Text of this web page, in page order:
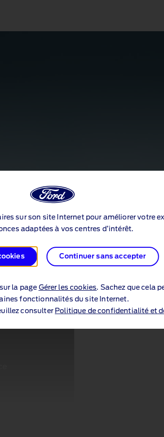
sur son site Internet pour améliorer votre
adaptées à vos centres d’intérêt.
Continuer sans accepter
la page Gérer les cookies. Sachez que cela
fonctionnalités du site Internet.
consulter Politique de confidentialité et